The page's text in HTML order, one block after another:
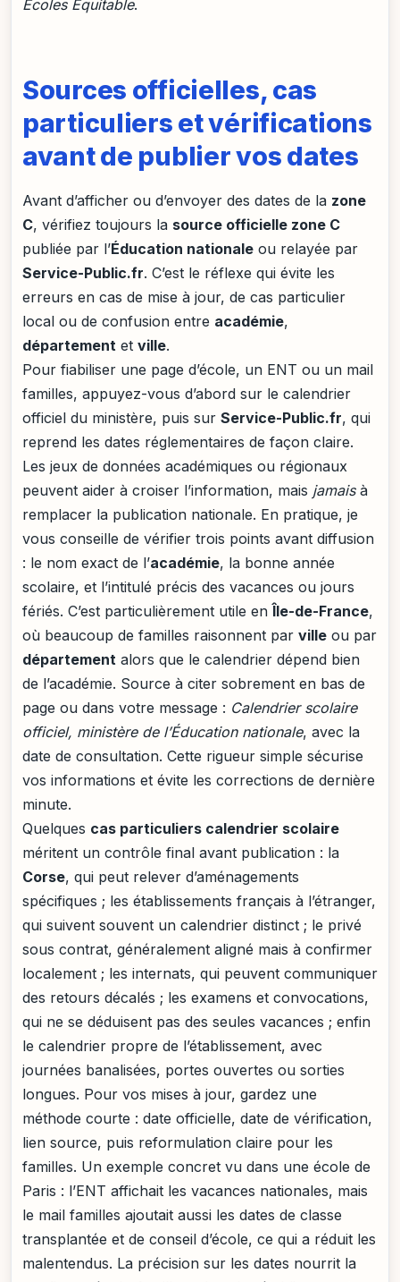
Écoles Équitable.
Sources officielles, cas
particuliers et vérifications
avant de publier vos dates
Avant d’afficher ou d’envoyer des dates de la zone
C, vérifiez toujours la source officielle zone C
publiée par l’Éducation nationale ou relayée par
Service-Public.fr. C’est le réflexe qui évite les
erreurs en cas de mise à jour, de cas particulier
local ou de confusion entre académie,
département et ville.
Pour fiabiliser une page d’école, un ENT ou un mail
familles, appuyez-vous d’abord sur le calendrier
officiel du ministère, puis sur Service-Public.fr, qui
reprend les dates réglementaires de façon claire.
Les jeux de données académiques ou régionaux
peuvent aider à croiser l’information, mais jamaisà
remplacer la publication nationale. En pratique, je
vous conseille de vérifier trois points avant diffusion
: le nom exact de l’académie, la bonne année
scolaire, et l’intitulé précis des vacances ou jours
fériés. C’est particulièrement utile enÎle-de-France,
où beaucoup de familles raisonnent par ville ou par
département alors que le calendrier dépend bien
de l’académie. Source à citer sobrement en bas de
page ou dans votre message : Calendrier scolaire
officiel, ministère de l’Éducation nationale, avec la
date de consultation. Cette rigueur simple sécurise
vos informations et évite les corrections de dernière
minute.
Quelques cas particuliers calendrier scolaire
méritent un contrôle final avant publication : la
Corse, qui peut relever d’aménagements
spécifiques ; les établissements français à l’étranger,
qui suivent souvent un calendrier distinct ; le privé
sous contrat, généralement aligné mais à confirmer
localement ; les internats, qui peuvent communiquer
des retours décalés ; les examens et convocations,
qui ne se déduisent pas des seules vacances ; enfin
le calendrier propre de l’établissement, avec
journées banalisées, portes ouvertes ou sorties
longues. Pour vos mises à jour, gardez une
méthode courte : date officielle, date de vérification,
lien source, puis reformulation claire pour les
familles. Un exemple concret vu dans une école de
Paris : l’ENT affichait les vacances nationales, mais
le mail familles ajoutait aussi les dates de classe
transplantée et de conseil d’école, ce qui a réduit les
malentendus. La précision sur les dates nourrit la